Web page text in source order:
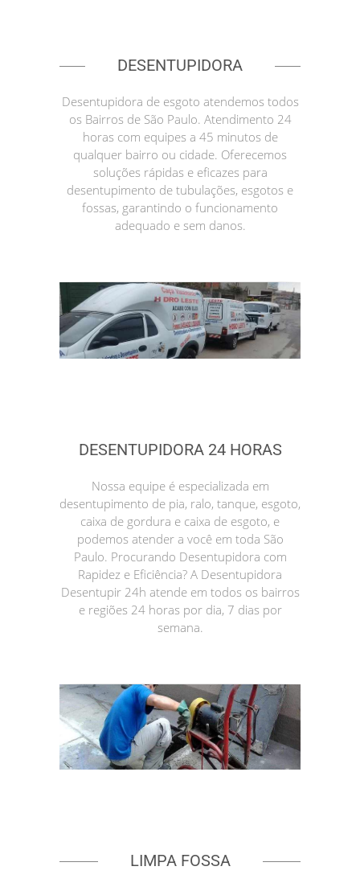
DESENTUPIDORA
Desentupidora de esgoto atendemos todos
os Bairros de São Paulo. Atendimento 24
horas com equipes a 45 minutos de
qualquer bairro ou cidade. Oferecemos
soluções rápidas e eficazes para
desentupimento de tubulações, esgotos e
fossas, garantindo o funcionamento
adequado e sem danos.
DESENTUPIDORA 24 HORAS
Nossa equipe é especializada em
desentupimento de pia, ralo, tanque, esgoto,
caixa de gordura e caixa de esgoto, e
podemos atender a você em toda São
Paulo. Procurando Desentupidora com
Rapidez e Eficiência? A Desentupidora
Desentupir 24h atende em todos os bairros
e regiões 24 horas por dia, 7 dias por
semana.
LIMPA FOSSA